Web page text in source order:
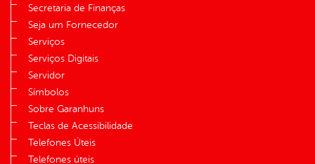
Secretaria de Finanças
Seja um Fornecedor
Serviços
Serviços Digitais
Servidor
Símbolos
Sobre Garanhuns
Teclas de Acessibilidade
Telefones Úteis
Telefones úteis